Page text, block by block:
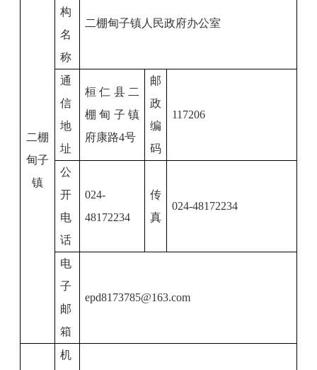
二棚
甸子
镇
构
名
称
二棚甸子镇人民政府办公室
通
信
地
址
桓仁县二
棚甸子镇
府康路4号
邮
政
编
码
117206
公
开
电
话
024-
48172234
传
真
024-48172234
电
子
邮
箱
epd8173785@163.com
机